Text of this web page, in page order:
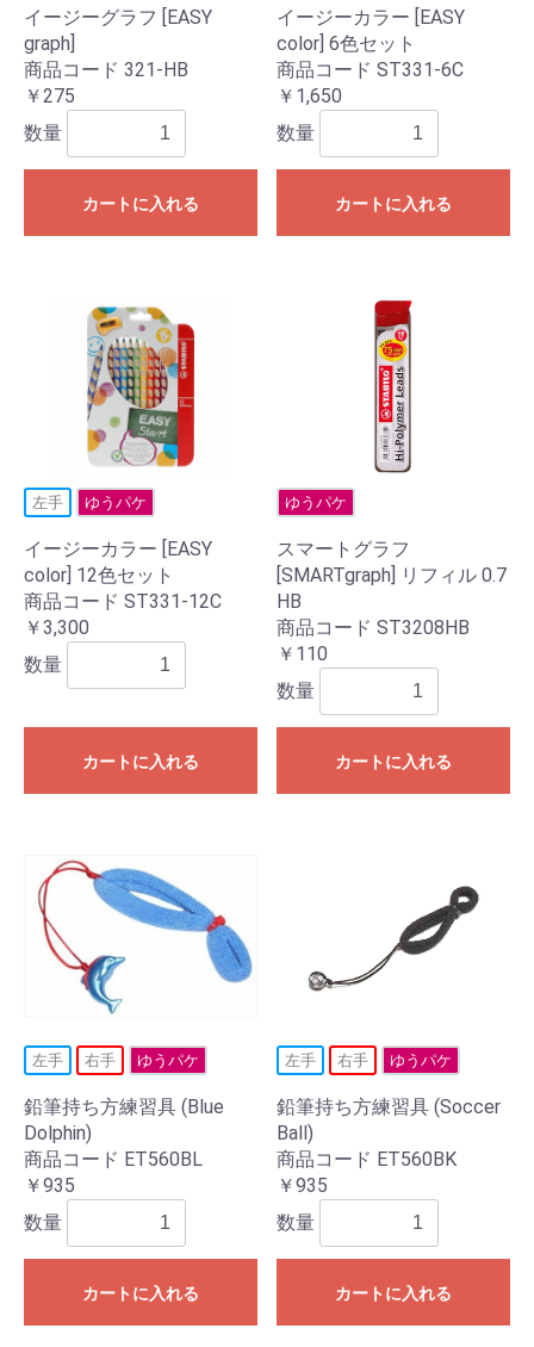
イージーグラフ [EASY
graph]
商品コード 321-HB
￥275
数量
カートに入れる
イージーカラー [EASY
color] 6色セット
商品コード ST331-6C
￥1,650
数量
カートに入れる
左手 ゆうパケ
イージーカラー [EASY
color] 12色セット
商品コード ST331-12C
￥3,300
数量
カートに入れる
ゆうパケ
スマートグラフ
[SMARTgraph] リフィル 0.7
HB
商品コード ST3208HB
￥110
数量
カートに入れる
左手 右手 ゆうパケ
鉛筆持ち方練習具 (Blue
Dolphin)
商品コード ET560BL
￥935
数量
カートに入れる
左手 右手 ゆうパケ
鉛筆持ち方練習具 (Soccer
Ball)
商品コード ET560BK
￥935
数量
カートに入れる